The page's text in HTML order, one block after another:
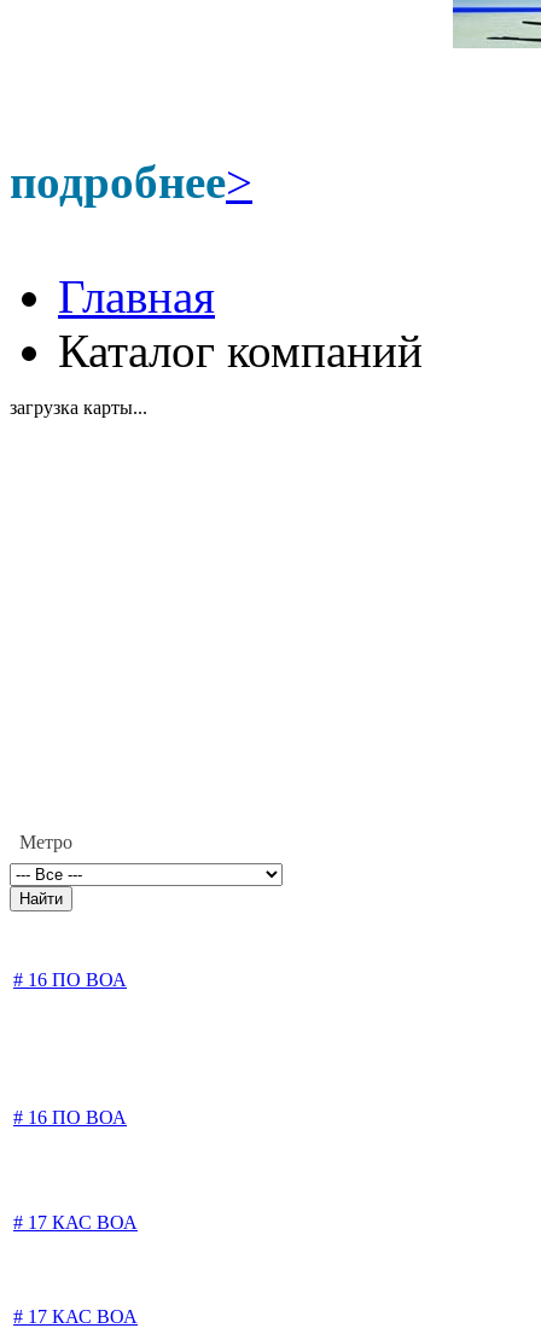
подробнее>
Главная
Каталог компаний
загрузка карты...
Метро
# 16 ПО ВОА
# 16 ПО ВОА
# 17 КАС ВОА
# 17 КАС ВОА